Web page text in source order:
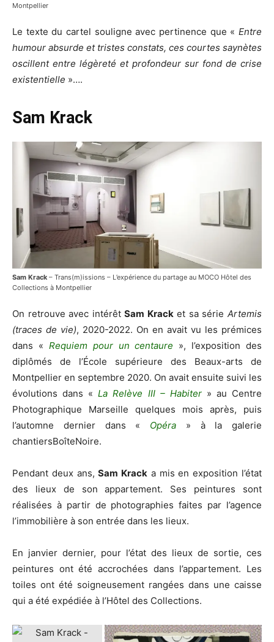
Montpellier
Le texte du cartel souligne avec pertinence que « Entre
humour absurde et tristes constats, ces courtes saynètes
oscillent entre légèreté et profondeur sur fond de crise
existentielle »….
Sam Krack
Sam Krack – Trans(m)issions – L’expérience du partage au MOCO Hôtel des
Collections à Montpellier
On retrouve avec intérêtSam Kracket sa sérieArtemis
(traces de vie), 2020-2022. On en avait vu les prémices
dans « Requiem pour un centaure », l’exposition des
diplômés de l’École supérieure des Beaux-arts de
Montpellier en septembre 2020. On avait ensuite suivi les
évolutions dans «La Relève III – Habiter » au Centre
Photographique Marseille quelques mois après, puis
l’automne dernier dans « Opéra » à la galerie
chantiersBoîteNoire.
Pendant deux ans,Sam Krack a mis en exposition l’état
des lieux de son appartement. Ses peintures sont
réalisées à partir de photographies faites par l’agence
l’immobilière à son entrée dans les lieux.
En janvier dernier, pour l’état des lieux de sortie, ces
peintures ont été accrochées dans l’appartement. Les
toiles ont été soigneusement rangées dans une caisse
qui a été expédiée à l’Hôtel des Collections.